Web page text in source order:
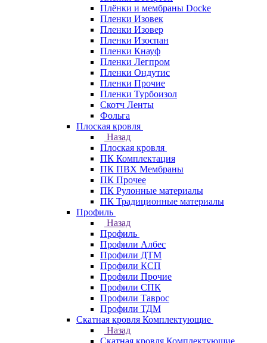
Плёнки и мембраны Docke
Пленки Изовек
Пленки Изовер
Пленки Изоспан
Пленки Кнауф
Пленки Легпром
Пленки Ондутис
Пленки Прочие
Пленки Турбоизол
Скотч Ленты
Фольга
Плоская кровля
Назад
Плоская кровля
ПК Комплектация
ПК ПВХ Мембраны
ПК Прочее
ПК Рулонные материалы
ПК Традиционные материалы
Профиль
Назад
Профиль
Профили Албес
Профили ДТМ
Профили КСП
Профили Прочие
Профили СПК
Профили Таврос
Профили ТДМ
Скатная кровля Комплектующие
Назад
Скатная кровля Комплектующие